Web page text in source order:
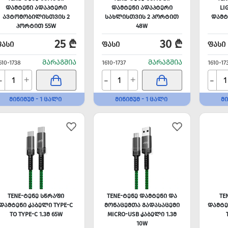
ᲓᲐᲛᲢᲔᲜᲘ ᲐᲓᲐᲞᲢᲔᲠᲘ
ᲐᲕᲢᲝᲛᲝᲑᲘᲚᲘᲡᲗᲕᲘᲡ 2
ᲞᲝᲠᲢᲘᲗ 55W
25 ₾
1738 ᲛᲐᲠᲐᲒᲨᲘᲐ
+
ᲛᲘᲜᲘᲛᲣᲛ - 1 ᲪᲐᲚᲘ
ᲓᲐᲛᲢᲔᲜᲘ ᲐᲓᲐᲞᲢᲔᲠᲘ
ᲡᲐᲮᲚᲘᲡᲗᲕᲘᲡ 2 ᲞᲝᲠᲢᲘᲗ
48W
ᲤᲐᲡᲘ 30 ₾
1610-1737 ᲛᲐᲠᲐᲒᲨᲘᲐ
- +
ᲛᲘᲜᲘᲛᲣᲛ - 1 ᲪᲐᲚᲘ
ᲤᲐᲡᲘ
1610-
-
TENE-ᲢᲔᲜᲔ ᲡᲬᲠᲐᲤᲘ
ᲙᲐᲑᲔᲚᲘ TYPE-C
TO TYPE-C 1.3Მ 65W
TENE-ᲢᲔᲜᲔ ᲓᲐᲛᲢᲔᲜᲘ ᲓᲐ
ᲛᲝᲜᲐᲪᲔᲛᲗᲐ ᲒᲐᲓᲐᲡᲐᲪᲔᲛᲘ
MICRO-USB ᲙᲐᲑᲔᲚᲘ 1.3Მ
10W